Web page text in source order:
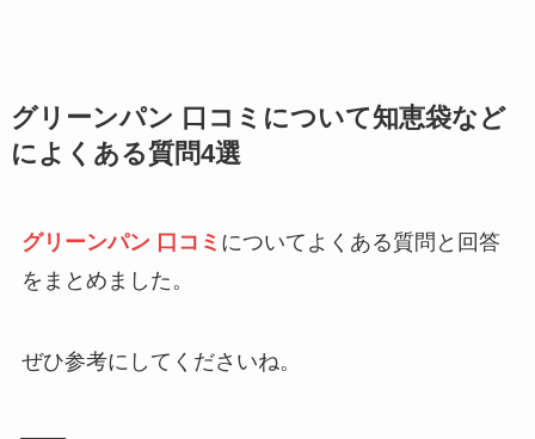
オファーボックスはとりあえず承
認しても大丈夫？放置したらどう
なるかも調査
グリーンパン 口コミについて知恵袋など
によくある質問4選
グリーンパン 口コミ についてよくある質問と回答
をまとめました。
ぜひ参考にしてくださいね。